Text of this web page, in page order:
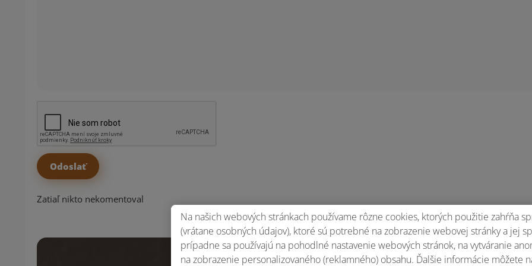
Zatiaľ nikto nekomentoval
Na našich webových stránkach používame rôzne cookies, ktorých použitie zahŕňa
(vrátane osobných údajov), ktoré sú potrebné na zobrazenie webovej stránky a jej
prípadne sa používajú na pohodlné nastavenie webových stránok, na vytváranie
na zobrazenie personalizovaného (reklamného) obsahu. Ďalšie informácie môžete